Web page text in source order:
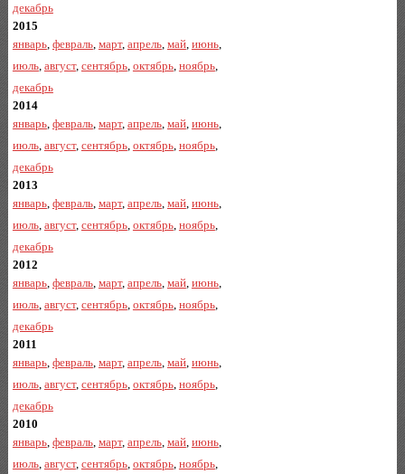
декабрь
2015
январь, февраль, март, апрель, май, июнь,
июль, август, сентябрь, октябрь, ноябрь,
декабрь
2014
январь, февраль, март, апрель, май, июнь,
июль, август, сентябрь, октябрь, ноябрь,
декабрь
2013
январь, февраль, март, апрель, май, июнь,
июль, август, сентябрь, октябрь, ноябрь,
декабрь
2012
январь, февраль, март, апрель, май, июнь,
июль, август, сентябрь, октябрь, ноябрь,
декабрь
2011
январь, февраль, март, апрель, май, июнь,
июль, август, сентябрь, октябрь, ноябрь,
декабрь
2010
январь, февраль, март, апрель, май, июнь,
июль, август, сентябрь, октябрь, ноябрь,